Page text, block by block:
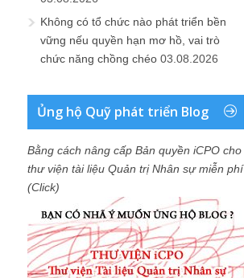
Không có tổ chức nào phát triển bền
vững nếu quyền hạn mơ hồ, vai trò
chức năng chồng chéo 03.08.2026
Ủng hộ Quỹ phát triển Blog
Bằng cách nâng cấp Bản quyền iCPO cho
thư viện tài liệu Quản trị Nhân sự miễn phí
(Click)